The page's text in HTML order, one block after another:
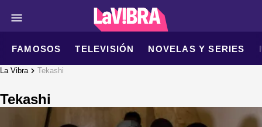
FAMOSOS TELEVISIÓN NOVELAS Y SERIES
La Vibra Tekashi
Tekashi